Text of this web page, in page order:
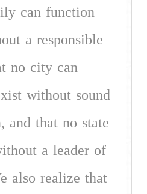
can function
a responsible
no city can
without sound
and that no state
a leader of
also realize that